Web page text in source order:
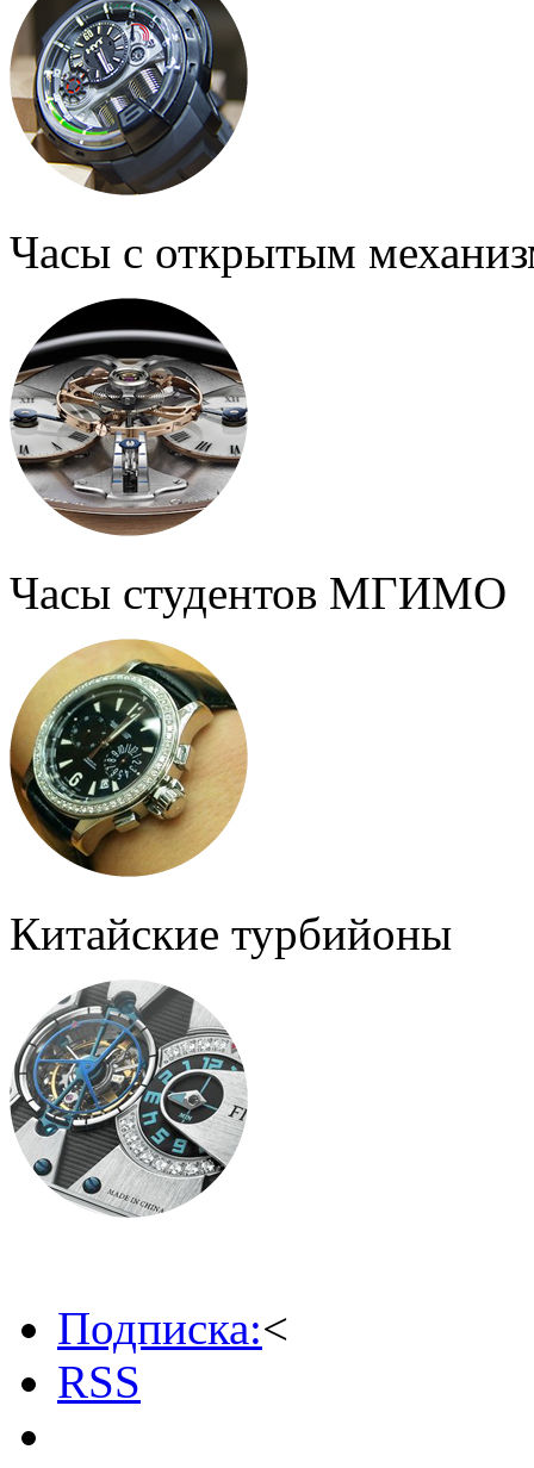
Часы с открытым
Часы студентов МГИМО
Китайские турбийоны
Подписка:<
RSS